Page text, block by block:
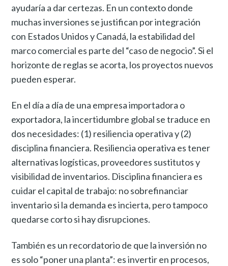
ayudaría a dar certezas. En un contexto donde
muchas inversiones se justifican por integración
con Estados Unidos y Canadá, la estabilidad del
marco comercial es parte del “caso de negocio”. Si el
horizonte de reglas se acorta, los proyectos nuevos
pueden esperar.
En el día a día de una empresa importadora o
exportadora, la incertidumbre global se traduce en
dos necesidades: (1) resiliencia operativa y (2)
disciplina financiera. Resiliencia operativa es tener
alternativas logísticas, proveedores sustitutos y
visibilidad de inventarios. Disciplina financiera es
cuidar el capital de trabajo: no sobrefinanciar
inventario si la demanda es incierta, pero tampoco
quedarse corto si hay disrupciones.
También es un recordatorio de que la inversión no
es solo “poner una planta”: es invertir en procesos,